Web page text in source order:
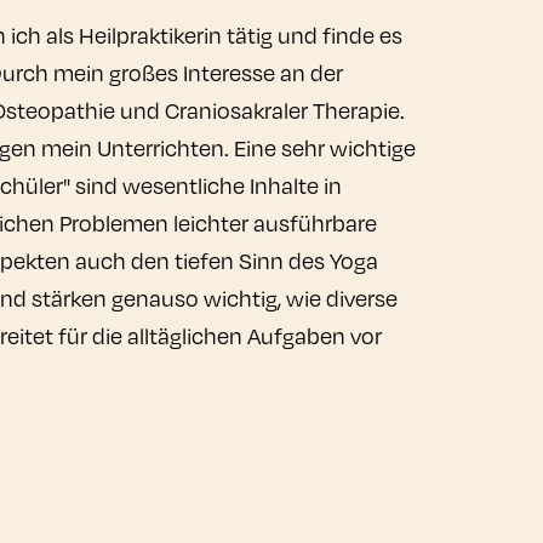
ich als Heilpraktikerin tätig und finde es
mein großes Interesse an der
und Craniosakraler Therapie.
mein Unterrichten. Eine sehr wichtige
sind wesentliche Inhalte in
Problemen leichter ausführbare
auch den tiefen Sinn des Yoga
stärken genauso wichtig, wie diverse
für die alltäglichen Aufgaben vor